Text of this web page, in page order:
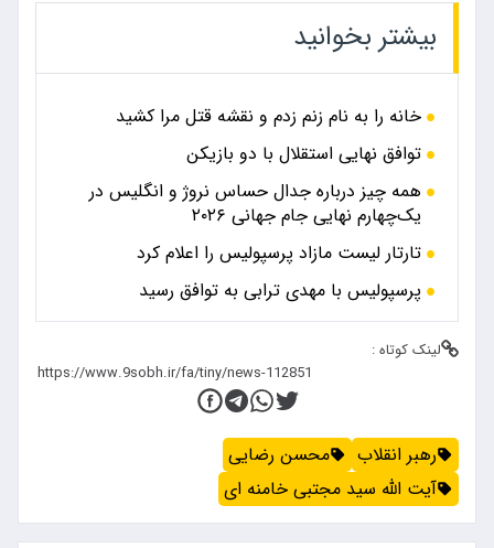
بیشتر بخوانید
خانه را به نام زنم زدم و نقشه قتل مرا کشید
توافق نهایی استقلال با دو بازیکن
همه چیز درباره جدال حساس نروژ و انگلیس در
یک‌چهارم نهایی جام جهانی ۲۰۲۶
تارتار لیست مازاد پرسپولیس را اعلام کرد
پرسپولیس با مهدی ترابی به توافق رسید
لینک کوتاه :
رهبر انقلاب
محسن رضایی
آیت الله سید مجتبی خامنه ای